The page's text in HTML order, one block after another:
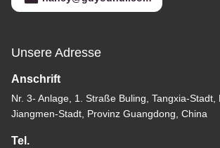
Unsere Adresse
Anschrift
Nr. 3- Anlage, 1. Straße Buling, Tangxia-Stadt,
Jiangmen-Stadt, Provinz Guangdong, China
Tel.